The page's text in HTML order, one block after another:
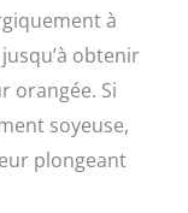
à
obtenir
orangée. Si
soyeuse,
plongeant